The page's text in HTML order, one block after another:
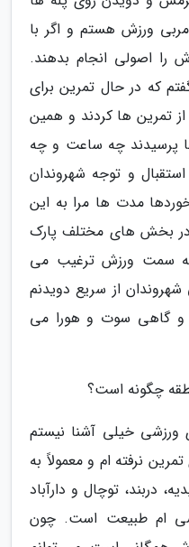
ورزش هستم و اگر با
را اصولی انجام بدهند.
که در حال تمرین برای
تمرین ها کردند و همین
پرسیدند چه ساعت و چه
و توجه شهروندان
مدت ها مرا به این
در بخش های مختلف پارک
به سمت ورزش ترغیب می
از سریع دویدنم
گاهی سوت و هورا می
چگونه است؟
ورزشی خیلی آشنا نیستم
نرفته ام و معمولاً به
دربند، توچال و دارآباد
ام طبیعت است. چون